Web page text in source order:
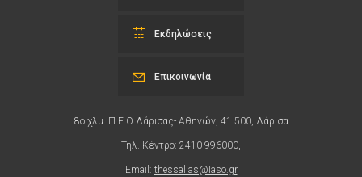
Εκδηλώσεις
8ο χλμ. Π.Ε.Ο Λάρισας- Αθηνών, 41 500, Λάρισα
Τηλ. Κέντρο: 2410 996000,
Email: thessalias@Iaso.gr
Επικοινωνία